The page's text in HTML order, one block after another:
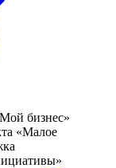
бизнес»
«Малое